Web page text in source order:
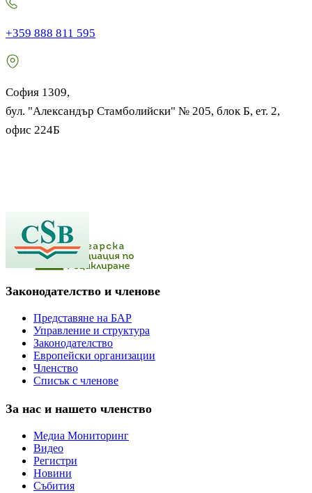
+359 888 811 595
София 1309,
бул. "Александър Стамболийски" № 205, блок Б, ет. 2,
офис 224Б
Законодателство и членове
Представяне на БАР
Управление и структура
Законодателство
Европейски организации
Членство
Списък с членове
За нас и нашето членство
Медиа Мониторинг
Видео
Регистри
Новини
Събития